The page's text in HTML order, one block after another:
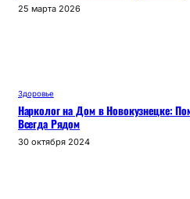
25 марта 2026
Здоровье
Нарколог на Дом в Новокузнецке:
Всегда Рядом
30 октября 2024